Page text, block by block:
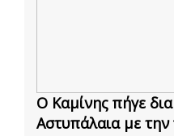
O Kαμίνης πήγε
Αστυπάλαια με